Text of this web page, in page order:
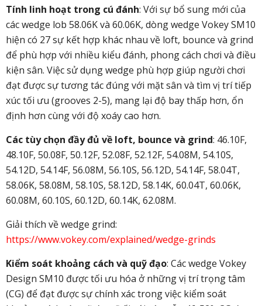
Tính linh hoạt trong cú đánh: Với sự bổ sung mới của
các wedge lob 58.06K và 60.06K, dòng wedge Vokey SM10
hiện có 27 sự kết hợp khác nhau về loft, bounce và grind
để phù hợp với nhiều kiểu đánh, phong cách chơi và điều
kiện sân. Việc sử dụng wedge phù hợp giúp người chơi
đạt được sự tương tác đúng với mặt sân và tìm vị trí tiếp
xúc tối ưu (grooves 2-5), mang lại độ bay thấp hơn, ổn
định hơn cùng với độ xoáy cao hơn.
Các tùy chọn đầy đủ về loft, bounce và grind: 46.10F,
48.10F, 50.08F, 50.12F, 52.08F, 52.12F, 54.08M, 54.10S,
54.12D, 54.14F, 56.08M, 56.10S, 56.12D, 54.14F, 58.04T,
58.06K, 58.08M, 58.10S, 58.12D, 58.14K, 60.04T, 60.06K,
60.08M, 60.10S, 60.12D, 60.14K, 62.08M.
Giải thích về wedge grind:
https://www.vokey.com/explained/wedge-grinds
Kiểm soát khoảng cách và quỹ đạo: Các wedge Vokey
Design SM10 được tối ưu hóa ở những vị trí trọng tâm
(CG) để đạt được sự chính xác trong việc kiểm soát